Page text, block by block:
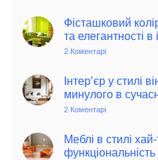
автентичний
колониальний
стиль
особливості
та
поради
Фісташковий
та елегантності в
2 Коментарі
–
джерело
позитиву
інтер’єрі
Інтер’єр у стилі
минулого в
2 Коментарі
стилі
вінтаж:
чарівність
Меблі в стилі